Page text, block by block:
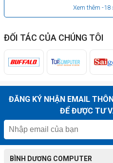
Xem thêm -18
ĐỐI TÁC CỦA CHÚNG TÔI
ĐĂNG KÝ NHẬN EMAIL
ĐỂ ĐƯỢC TƯ
BÌNH DƯƠNG COMPUTER